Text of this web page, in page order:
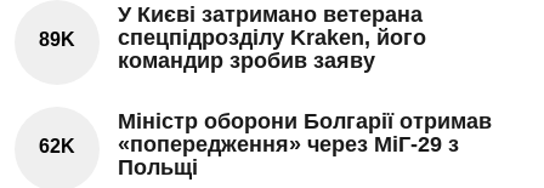
89K
У Києві затримано ветерана
спецпідрозділу Kraken, його
командир зробив заяву
62K
Міністр оборони Болгарії отримав
«попередження» через МіГ-29 з
Польщі